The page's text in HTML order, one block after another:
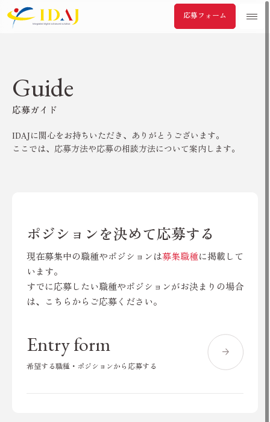
本文までスキップする
応募フォーム
メ
応募ガイド
Guide
IDAJに関心をお持ちいただき、ありがとうございます。
ここでは、応募方法や応募の相談方法について案内します。
ポジションを決めて応募する
現在募集中の職種やポジションは募集職種に掲載して
います。
すでに応募したい職種やポジションがお決まりの場合
は、こちらからご応募ください。
希望する職種・ポジションから応募する
Entry form